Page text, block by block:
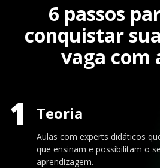
6 passos
conquistar
vaga com
1 Teoria
Aulas com experts didáticos
que ensinam e possibilitam o
aprendizagem.